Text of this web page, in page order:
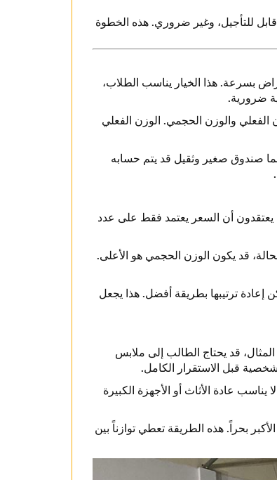
للتأجيل، وغير ضروري. هذه الخطوة
بسرعة. هذا الخيار يناسب الطلاب،
ضرورية.
والوزن الحجمي. الوزن الفعلي
صندوق صغير وثقيل قد يتم حسابه
يعتقدون أن السعر يعتمد فقط على عدد
قد يكون الوزن الحجمي هو الأعلى.
ترتيبها بطريقة أفضل. هذا يجعل
قد يحتاج الطالب إلى ملابس
قبل الاستقرار الكامل.
عادة الأثاث أو الأجهزة الكبيرة
بحراً. هذه الطريقة تعطي توازناً بين